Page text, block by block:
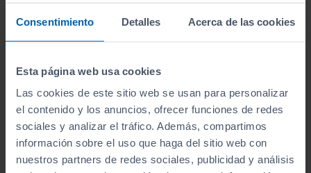
Consentimiento Detalles Acerca de las cookies
Esta página web usa cookies
Las cookies de este sitio web se usan para personalizar
el contenido y los anuncios, ofrecer funciones de redes
sociales y analizar el tráfico. Además, compartimos
información sobre el uso que haga del sitio web con
nuestros partners de redes sociales, publicidad y análisis
Ver vehículos del concesionario
¿Estás lejos o no puedes desplazarte?
Pruébalo en cualquiera de nuestras
instalaciones (Ver instalaciones)